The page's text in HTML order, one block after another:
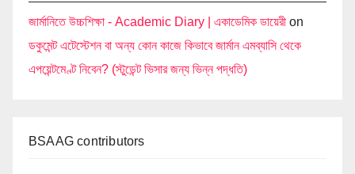
জার্মানিতে উচ্চশিক্ষা - Academic Diary | একাডেমিক ডায়েরী on
ডকুমেন্ট এটেস্টেশন বা অন্য কোন কাজে কিভাবে জার্মান এমব্যাসি থেকে
এপয়েন্টমেণ্ট নিবেন? (স্টুডেন্ট ভিসার জন্য ভিন্ন পদ্ধতি)
BSAAG contributors